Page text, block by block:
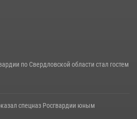
по Свердловской области стал гостем
спецназ Росгвардии юным